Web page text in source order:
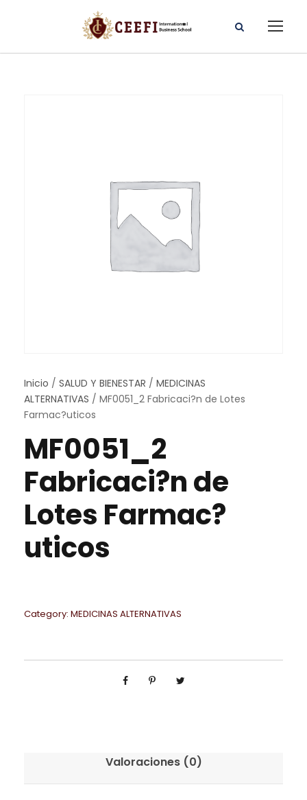
Inicio / SALUD Y BIENESTAR / MEDICINAS
ALTERNATIVAS / MF0051_2 Fabricaci?n de Lotes
Farmac?uticos
MF0051_2
Fabricaci?n de
Lotes Farmac?
uticos
Category: MEDICINAS ALTERNATIVAS
Valoraciones (0)